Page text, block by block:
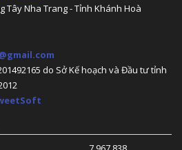
Tây Nha Trang - Tỉnh Khánh Hoà
do Sở Kế hoạch và Đầu tư tỉnh